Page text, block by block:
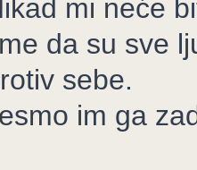
mi neće
da su sve
sebe.
im ga